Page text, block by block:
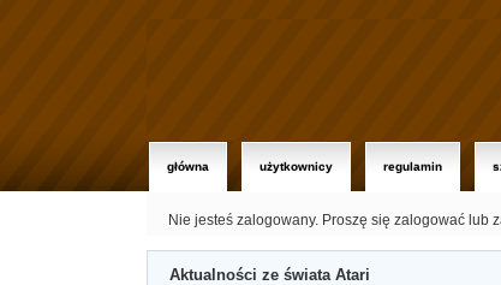
główna użytkownicy regulamin
Nie jesteś zalogowany. Proszę się zalogować lub
Aktualności ze świata Atari